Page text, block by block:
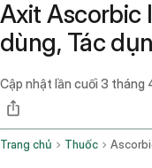
Axit Ascorbic
dùng, Tác
Cập nhật lần cuối 3 tháng
Trang chủ Thuốc